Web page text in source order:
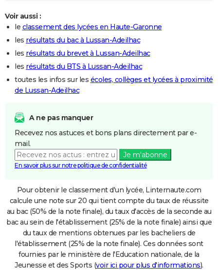
Voir aussi :
le classement des lycées en Haute-Garonne
les résultats du bac à Lussan-Adeilhac
les résultats du brevet à Lussan-Adeilhac
les résultats du BTS à Lussan-Adeilhac
toutes les infos sur les écoles, collèges et lycées à proximité
de Lussan-Adeilhac
A ne pas manquer
Recevez nos astuces et bons plans directement par e-
mail.
Je m'abonne
En savoir plus sur notre politique de confidentialité
Pour obtenir le classement d'un lycée, Linternaute.com
calcule une note sur 20 qui tient compte du taux de réussite
au bac (50% de la note finale), du taux d'accès de la seconde au
bac au sein de l'établissement (25% de la note finale) ainsi que
du taux de mentions obtenues par les bacheliers de
l'établissement (25% de la note finale). Ces données sont
fournies par le ministère de l'Education nationale, de la
Jeunesse et des Sports (voir ici pour plus d'informations).